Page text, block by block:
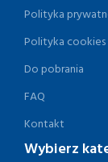
Polityka
Polityka cookies
Do pobrania
FAQ
Kontakt
Wybierz